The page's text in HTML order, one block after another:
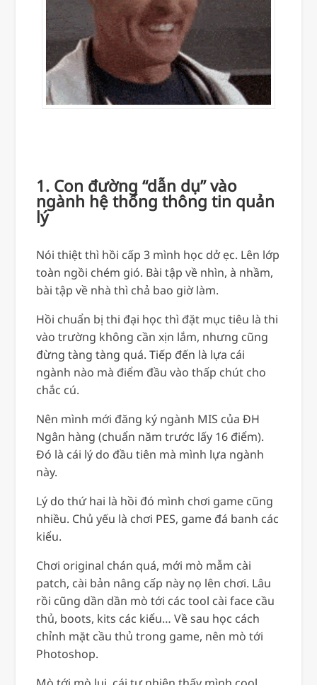
1. Con đường “dẫn dụ” vào
ngành hệ thống thông tin quản
lý
Nói thiệt thì hồi cấp 3 mình học dở ẹc. Lên lớp
toàn ngồi chém gió. Bài tập về nhìn, à nhầm,
bài tập về nhà thì chả bao giờ làm.
Hồi chuẩn bị thi đại học thì đặt mục tiêu là thi
vào trường không cần xịn lắm, nhưng cũng
đừng tàng tàng quá. Tiếp đến là lựa cái
ngành nào mà điểm đầu vào thấp chút cho
chắc cú.
Nên mình mới đăng ký ngành MIS của ĐH
Ngân hàng (chuẩn năm trước lấy 16 điểm).
Đó là cái lý do đầu tiên mà mình lựa ngành
này.
Lý do thứ hai là hồi đó mình chơi game cũng
nhiều. Chủ yếu là chơi PES, game đá banh các
kiểu.
Chơi original chán quá, mới mò mẫm cài
patch, cài bản nâng cấp này nọ lên chơi. Lâu
rồi cũng dần dần mò tới các tool cài face cầu
thủ, boots, kits các kiểu… Về sau học cách
chỉnh mặt cầu thủ trong game, nên mò tới
Photoshop.